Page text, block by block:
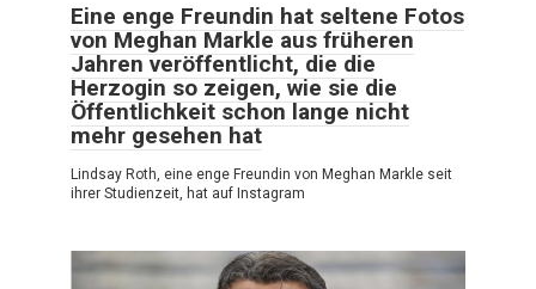
Eine enge Freundin hat seltene Fotos
von Meghan Markle aus früheren
Jahren veröffentlicht, die die
Herzogin so zeigen, wie sie die
Öffentlichkeit schon lange nicht
mehr gesehen hat
Lindsay Roth, eine enge Freundin von Meghan Markle seit
ihrer Studienzeit, hat auf Instagram